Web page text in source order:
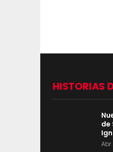
HISTORIAS
de
Abr